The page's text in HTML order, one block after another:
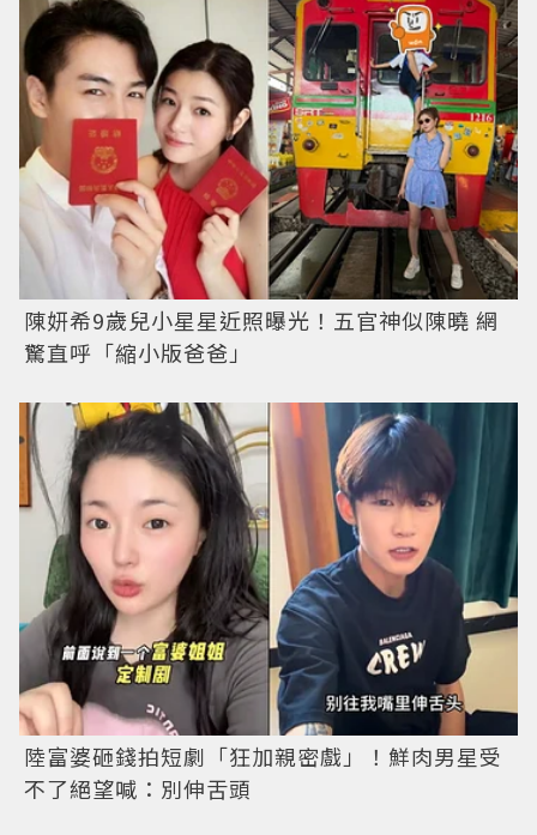
陳妍希9歲兒小星星近照曝光！五官神似陳曉 網
驚直呼「縮小版爸爸」
陸富婆砸錢拍短劇「狂加親密戲」！鮮肉男星受
不了絕望喊：別伸舌頭